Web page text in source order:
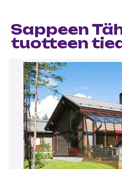
Sappeen
tuotteen